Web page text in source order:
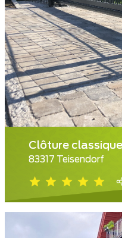
Clôture classique
83317 Teisendorf